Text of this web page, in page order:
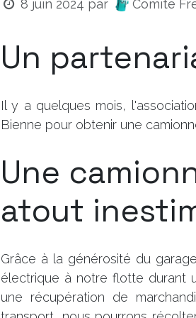
8 juin 2024 par Comité
Un
Il y a quelques mois,
Bienne pour obtenir une
Une
atout
Grâce à la générosité du
électrique à notre flotte durant
une récupération de